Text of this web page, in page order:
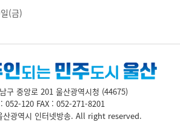
(금)
구 중앙로 201 울산광역시청 (44675)
052-120 FAX : 052-271-8201
광역시 인터넷방송. All right reserved.